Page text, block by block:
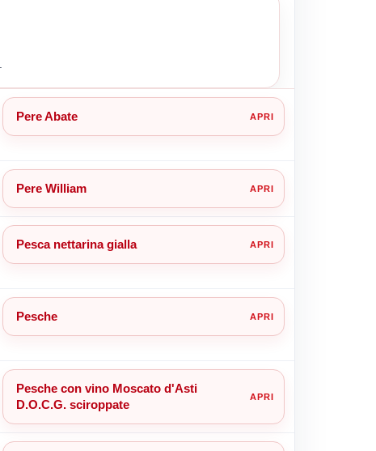
Pere Abate
Pere William
Pesca nettarina gialla
Pesche
Pesche con vino Moscato d'Asti
D.O.C.G. sciroppate